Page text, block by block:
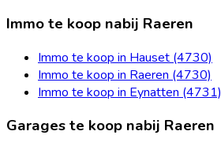
Immo te koop nabij Raeren
Immo te koop in Hauset (4730)
Immo te koop in Raeren (4730)
Immo te koop in Eynatten (4731)
Garages te koop nabij Raeren